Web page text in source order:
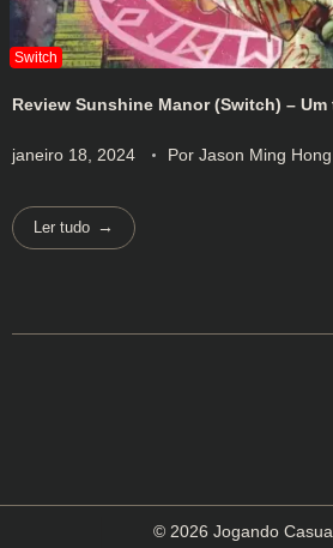
Review Sunshine Manor (Switch) –
janeiro 18, 2024 Por Jason Ming Hong
Ler tudo
© 2026 Jogando